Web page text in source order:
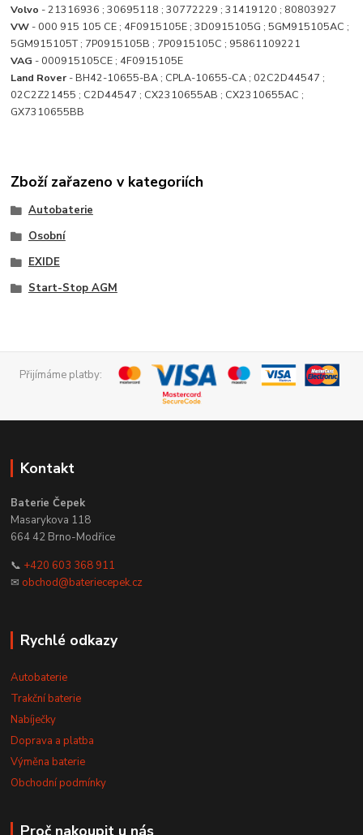
Volvo - 21316936 ; 30695118 ; 30772229 ; 31419120 ; 80803927
VW - 000 915 105 CE ; 4F0915105E ; 3D0915105G ; 5GM915105AC ;
5GM915105T ; 7P0915105B ; 7P0915105C ; 95861109221
VAG - 000915105CE ; 4F0915105E
Land Rover - BH42-10655-BA ; CPLA-10655-CA ; 02C2D44547 ;
02C2Z21455 ; C2D44547 ; CX2310655AB ; CX2310655AC ;
GX7310655BB
Zboží zařazeno v kategoriích
Autobaterie
Osobní
EXIDE
Start-Stop AGM
Přijímáme platby:
Kontakt
Baterie Čepek
Masarykova 118
664 42 Brno-Modřice
📞 +420 603 368 911
✉ obchod@bateriecepek.cz
Rychlé odkazy
Autobaterie
Trakční baterie
Nabíječky
Doprava a platba
Výměna baterie
Obchodní podmínky